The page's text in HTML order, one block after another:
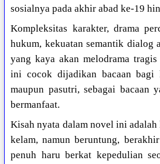
sosialnya pada akhir abad ke-19
Kompleksitas karakter, drama
hukum, kekuatan semantik dialog
yang kaya akan melodrama
ini cocok dijadikan bacaan bagi
maupun pasutri, sebagai bacaan
bermanfaat.
Kisah nyata dalam novel ini adalah
kelam, namun beruntung,
penuh haru berkat kepedulian